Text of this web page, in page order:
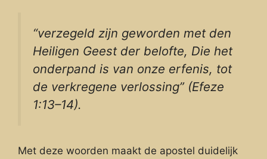
“verzegeld zijn geworden met den
Heiligen Geest der belofte, Die het
onderpand is van onze erfenis, tot
de verkregene verlossing” (Efeze
1:13–14).
Met deze woorden maakt de apostel duidelijk